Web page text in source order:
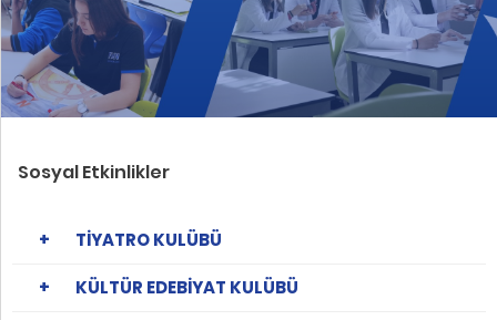
Sosyal Etkinlikler
TİYATRO KULÜBÜ
KÜLTÜR EDEBİYAT KULÜBÜ